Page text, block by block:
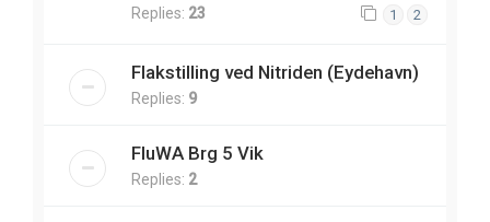
Replies: 23 1 2
Flakstilling ved Nitriden (Eydehavn)
Replies: 9
FluWA Brg 5 Vik
Replies: 2